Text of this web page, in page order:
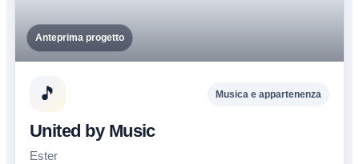
Anteprima progetto
🎵 Musica e appartenenza
United by Music
Ester